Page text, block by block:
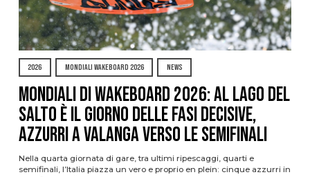
2026 MONDIALI WAKEBOARD 2026 NEWS
Mondiali di Wakeboard 2026: al Lago del
Salto è il giorno delle fasi decisive,
azzurri a valanga verso le semifinali
Nella quarta giornata di gare, tra ultimi ripescaggi, quarti e
semifinali, l’Italia piazza un vero e proprio en plein: cinque azzurri in